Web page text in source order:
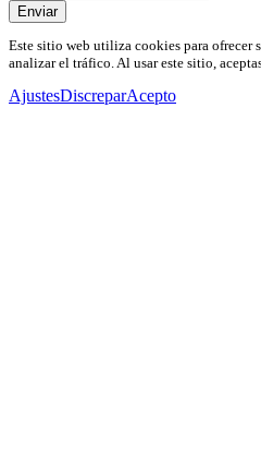
Enviar
Este sitio web utiliza cookies para ofrecer
analizar el tráfico. Al usar este sitio,
AjustesDiscreparAcepto